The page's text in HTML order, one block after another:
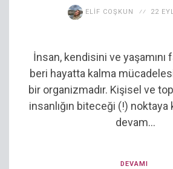
ELIF COŞKUN 22
İnsan, kendisini ve yaşamını
beri hayatta kalma
bir organizmadır. Kişisel ve
insanlığın biteceği (!)
devam...
DEVAMI